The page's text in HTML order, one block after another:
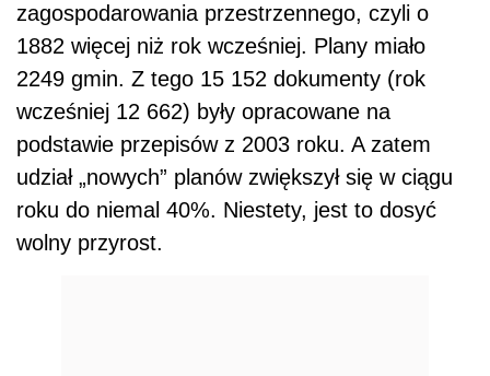
zagospodarowania przestrzennego, czyli o
1882 więcej niż rok wcześniej. Plany miało
2249 gmin. Z tego 15 152 dokumenty (rok
wcześniej 12 662) były opracowane na
podstawie przepisów z 2003 roku. A zatem
udział „nowych” planów zwiększył się w ciągu
roku do niemal 40%. Niestety, jest to dosyć
wolny przyrost.